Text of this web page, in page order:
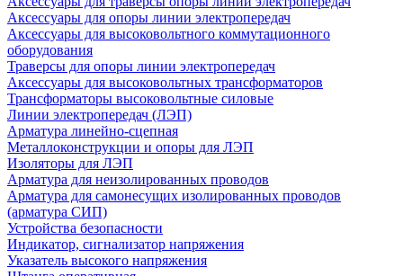
Аксессуары для опоры линии электропередач
Аксессуары для высоковольтного коммутационного
оборудования
Траверсы для опоры линии электропередач
Аксессуары для высоковольтных трансформаторов
Трансформаторы высоковольтные силовые
Линии электропередач (ЛЭП)
Арматура линейно-сцепная
Металлоконструкции и опоры для ЛЭП
Изоляторы для ЛЭП
Арматура для неизолированных проводов
Арматура для самонесущих изолированных проводов
(арматура СИП)
Устройства безопасности
Индикатор, сигнализатор напряжения
Указатель высокого напряжения